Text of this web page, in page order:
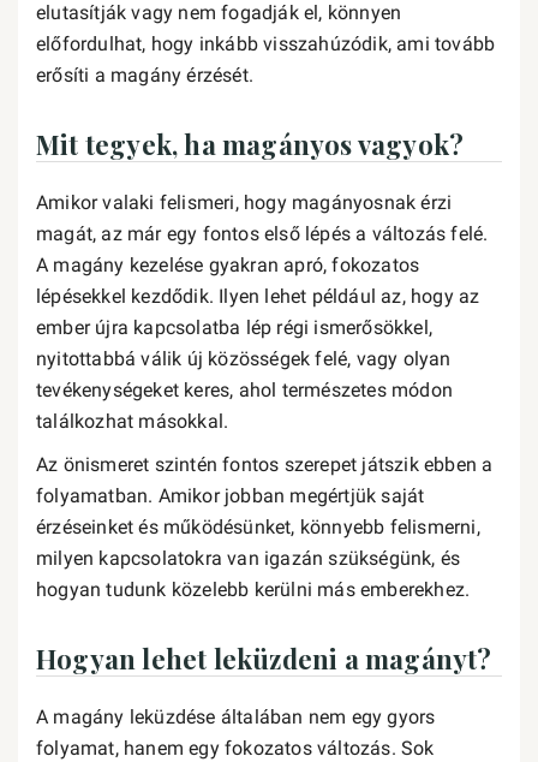
elutasítják vagy nem fogadják el, könnyen
előfordulhat, hogy inkább visszahúzódik, ami tovább
erősíti a magány érzését.
Mit tegyek, ha magányos vagyok?
Amikor valaki felismeri, hogy magányosnak érzi
magát, az már egy fontos első lépés a változás felé.
A magány kezelése gyakran apró, fokozatos
lépésekkel kezdődik. Ilyen lehet például az, hogy az
ember újra kapcsolatba lép régi ismerősökkel,
nyitottabbá válik új közösségek felé, vagy olyan
tevékenységeket keres, ahol természetes módon
találkozhat másokkal.
Az önismeret szintén fontos szerepet játszik ebben a
folyamatban. Amikor jobban megértjük saját
érzéseinket és működésünket, könnyebb felismerni,
milyen kapcsolatokra van igazán szükségünk, és
hogyan tudunk közelebb kerülni más emberekhez.
Hogyan lehet leküzdeni a magányt?
A magány leküzdése általában nem egy gyors
folyamat, hanem egy fokozatos változás. Sok